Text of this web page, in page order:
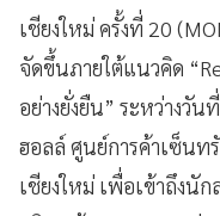
เชียงใหม่ ครั้งที่ 20
จัดขึ้นภายใต้แนวคิด
อย่างยั่งยืน” ระหว่างวั
ฮอลล์ ศูนย์การค้าเซ็นท
เชียงใหม่ เพื่อเข้าถึงนั